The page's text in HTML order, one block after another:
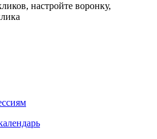
настройте воронку,